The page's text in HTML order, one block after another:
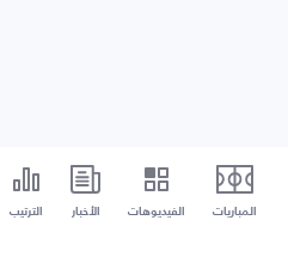
المباريات الفيديوهات الأخبار الترتيب